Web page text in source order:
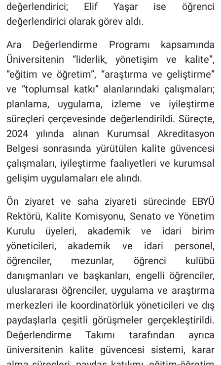
değerlendirici; Elif Yaşar ise öğrenci
değerlendirici olarak görev aldı.
Ara Değerlendirme Programı kapsamında
Üniversitenin “liderlik, yönetişim ve kalite”,
“eğitim ve öğretim”, “araştırma ve geliştirme”
ve “toplumsal katkı” alanlarındaki çalışmaları;
planlama, uygulama, izleme ve iyileştirme
süreçleri çerçevesinde değerlendirildi. Süreçte,
2024 yılında alınan Kurumsal Akreditasyon
Belgesi sonrasında yürütülen kalite güvencesi
çalışmaları, iyileştirme faaliyetleri ve kurumsal
gelişim uygulamaları ele alındı.
Ön ziyaret ve saha ziyareti sürecinde EBYÜ
Rektörü, Kalite Komisyonu, Senato ve Yönetim
Kurulu üyeleri, akademik ve idari birim
yöneticileri, akademik ve idari personel,
öğrenciler, mezunlar, öğrenci kulübü
danışmanları ve başkanları, engelli öğrenciler,
uluslararası öğrenciler, uygulama ve araştırma
merkezleri ile koordinatörlük yöneticileri ve dış
paydaşlarla çeşitli görüşmeler gerçekleştirildi.
Değerlendirme Takımı tarafından ayrıca
üniversitenin kalite güvencesi sistemi, karar